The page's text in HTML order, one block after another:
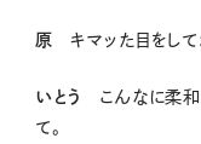
原 キマッた目をして
いとう
こんなに柔和
て。